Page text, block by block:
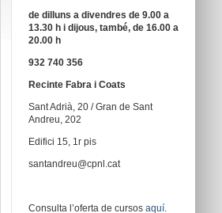
de dilluns a divendres de 9.00 a
13.30 h i dijous, també, de 16.00 a
20.00 h
932 740 356
Recinte Fabra i Coats
Sant Adrià, 20 / Gran de Sant
Andreu, 202
Edifici 15, 1r pis
santandreu@cpnl.cat
Consulta l’oferta de cursos aquí.